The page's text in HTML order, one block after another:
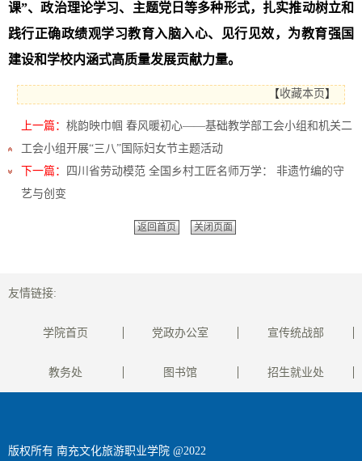
课”、政治理论学习、 主题党日等多种形式，扎实推动树立和
践行正确政绩观学习教育入脑入心、见行见效， 为教育强国
建设和学校内涵式高质量发展贡献力量。
【收藏本页 】
上一篇： 桃韵映巾帼 春风暖初心——基础教学部工会小组和机关二
工会小组开展“三八”国际妇女节主题活动
下一篇：
四川省劳动模范 全国乡村工匠名师万学： 非遗竹编的守
艺与创变
返回首页 关闭页面
友情链接:
学院首页 党政办公室 宣传统战部
教务处 图书馆 招生就业处
版权所有 南充文化旅游职业学院 @2022